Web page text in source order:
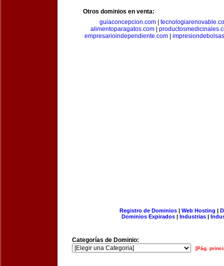
Otros dominios en venta:
guiaconcepcion.com|
alimentoparagatos.com
empresarioindependiente.com
Registro de Dominios| Web Hosting |
Dominios Expirados | Industrias |
Categorías de Dominio:
[Pág.